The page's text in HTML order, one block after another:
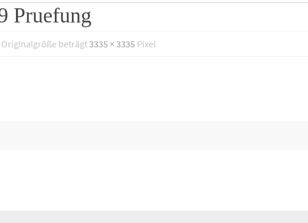
Pruefung
Originalgröße beträgt3335 × 3335 Pixel